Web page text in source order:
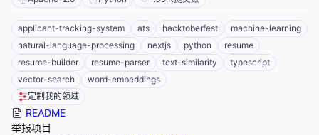
applicant-tracking-system ats hacktoberfest
machine-learning
natural-language-processing
nextjs python
resume
resume-builder
resume-parser text-similarity
typescript
vector-search
word-embeddings
定制我的领域
README
举报项目